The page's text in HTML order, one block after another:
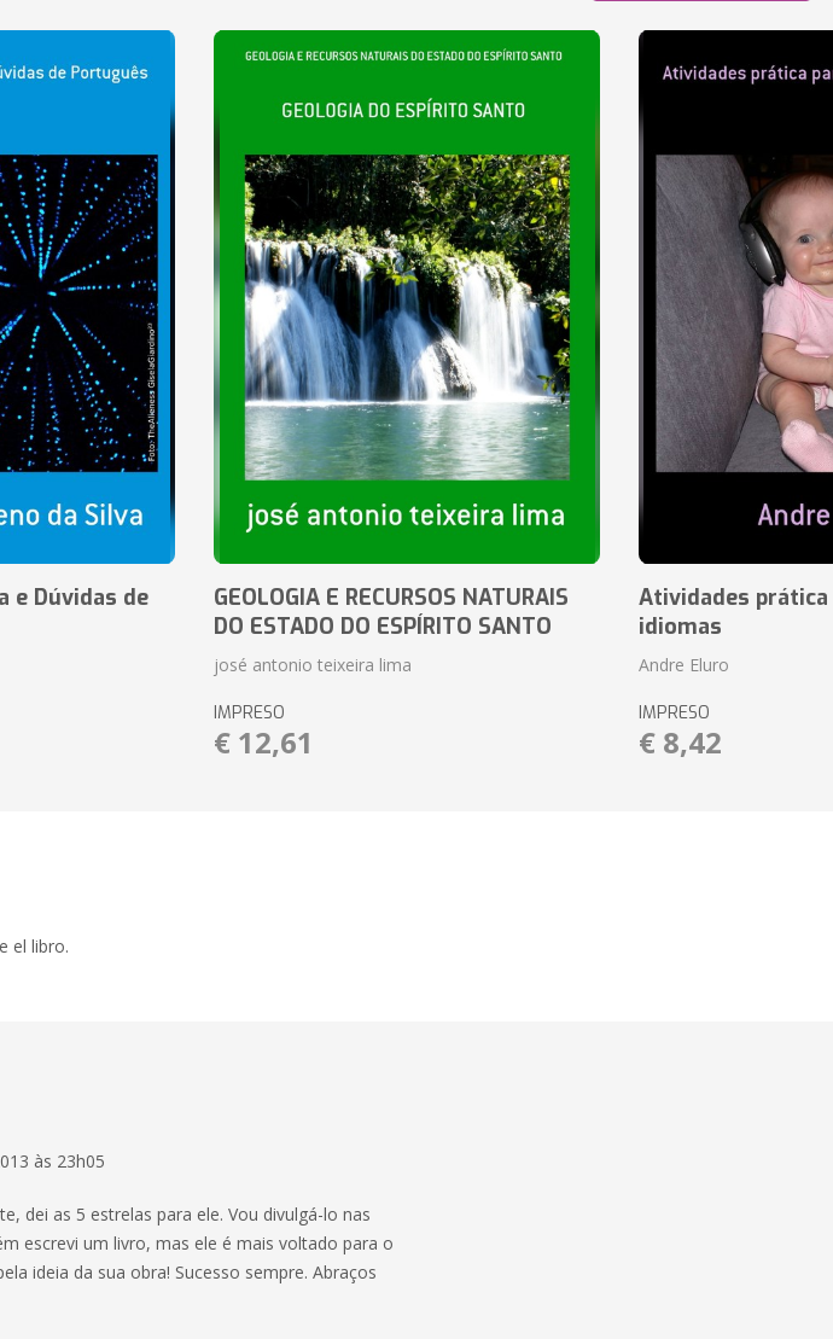
e Dúvidas de
GEOLOGIA E RECURSOS NATURAIS
DO ESTADO DO ESPÍRITO SANTO
josé antonio teixeira lima
IMPRESO
€ 12,61
Atividades
idiomas
Andre Eluro
IMPRESO
€ 8,42
el libro.
às 23h05
dei as 5 estrelas para ele. Vou divulgá-lo nas
escrevi um livro, mas ele é mais voltado para o
ideia da sua obra! Sucesso sempre. Abraços